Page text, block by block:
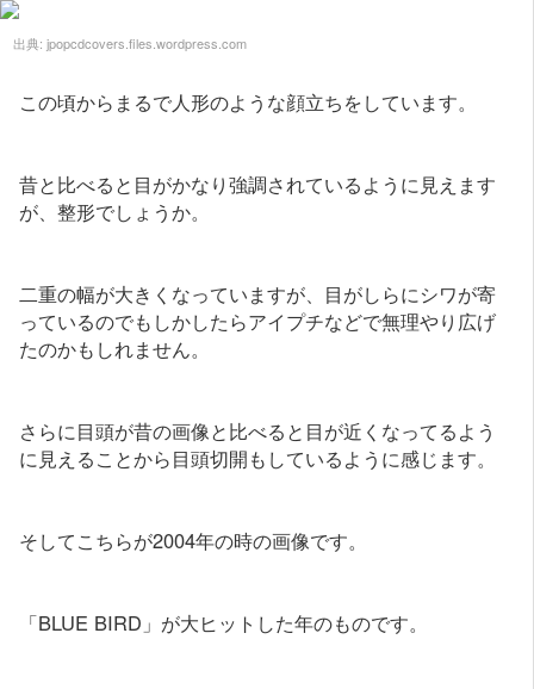
出典: jpopcdcovers.files.wordpress.com
この頃からまるで人形のような顔立ちをしています。
昔と比べると目がかなり強調されているように見えます
が、整形でしょうか。
二重の幅が大きくなっていますが、目がしらにシワが寄
っているのでもしかしたらアイプチなどで無理やり広げ
たのかもしれません。
さらに目頭が昔の画像と比べると目が近くなってるよう
に見えることから目頭切開もしているように感じます。
そしてこちらが2004年の時の画像です。
「BLUE BIRD」が大ヒットした年のものです。